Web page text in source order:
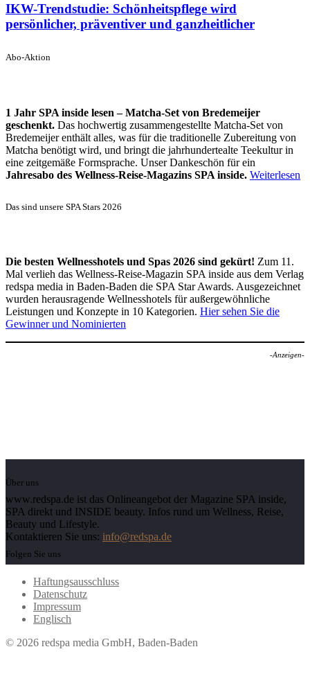
IKW-Trendstudie: Schönheitspflege wird
persönlicher, präventiver und ganzheitlicher
Abo-Aktion
1 Jahr SPA inside lesen – Matcha-Set von Bredemeijer
geschenkt. Das hochwertig zusammengestellte Matcha-Set von
Bredemeijer enthält alles, was für die traditionelle Zubereitung von
Matcha benötigt wird, und bringt die jahrhundertealte Teekultur in
eine zeitgemäße Formsprache. Unser Dankeschön für ein
Jahresabo des Wellness-Reise-Magazins SPA inside. Weiterlesen
Das sind unsere SPA Stars 2026
Die besten Wellnesshotels und Spas 2026 sind gekürt! Zum 11.
Mal verlieh das Wellness-Reise-Magazin SPA inside aus dem Verlag
redspa media in Baden-Baden die SPA Star Awards. Ausgezeichnet
wurden herausragende Wellnesshotels für außergewöhnliche
Leistungen und Konzepte in 10 Kategorien. Hier sehen Sie die
Gewinner und Nominierten
-Anzeigen-
Über uns
www.redspa.de ist das Onlineangebot der Magazine SPA inside,
SPA direkt und INSIDE beauty. Infos rund um Wellness, Reise,
Beauty und Lifestyle.
Kontaktieren Sie uns: info@redspa.de
Folgen Sie uns
Haftungsausschluss
Datenschutz
Impressum
Englisch
© 2026 redspa media GmbH, Baden-Baden